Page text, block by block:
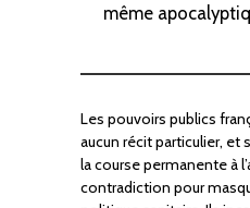
même
Les pouvoirs publics
aucun récit particulier, et
la course permanente à
contradiction pour